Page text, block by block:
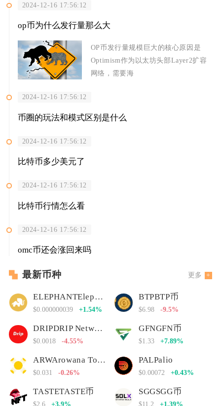
2024-12-16 17:56:12
op币为什么发行量那么大
OP币发行量规模巨大的核心原因是
Optimism作为以太坊头部Layer2扩容
网络，需要海
2024-12-16 17:56:12
币圈的玩法和模式区别是什么
2024-12-16 17:56:12
比特币多少美元了
2024-12-16 17:56:12
比特币行情怎么看
2024-12-16 17:56:12
omc币还会涨回来吗
最新币种 更多
ELEPHANTElephant Money
$0.000000039 +1.54%
BTPBTP币
$6.98 -9.5%
DRIPDRIP Network
$0.0018 -4.55%
GFNGFN币
$1.33 +7.89%
ARWArowana Token
$0.031 -0.26%
PALPalio
$0.00072 +0.43%
TASTETASTE币
$2.6 +3.9%
SGGSGG币
$11.2 +1.39%